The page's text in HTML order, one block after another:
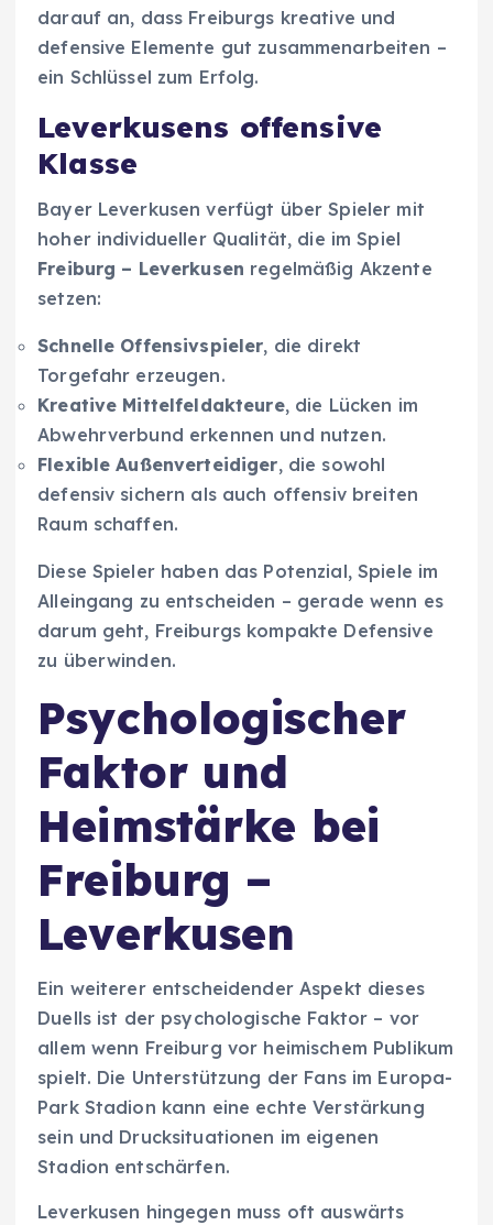
darauf an, dass Freiburgs kreative und
defensive Elemente gut zusammenarbeiten –
ein Schlüssel zum Erfolg.
Leverkusens offensive
Klasse
Bayer Leverkusen verfügt über Spieler mit
hoher individueller Qualität, die im Spiel
Freiburg – Leverkusen regelmäßig Akzente
setzen:
Schnelle Offensivspieler, die direkt
Torgefahr erzeugen.
Kreative Mittelfeldakteure, die Lücken im
Abwehrverbund erkennen und nutzen.
Flexible Außenverteidiger, die sowohl
defensiv sichern als auch offensiv breiten
Raum schaffen.
Diese Spieler haben das Potenzial, Spiele im
Alleingang zu entscheiden – gerade wenn es
darum geht, Freiburgs kompakte Defensive
zu überwinden.
Psychologischer
Faktor und
Heimstärke bei
Freiburg –
Leverkusen
Ein weiterer entscheidender Aspekt dieses
Duells ist der psychologische Faktor – vor
allem wenn Freiburg vor heimischem Publikum
spielt. Die Unterstützung der Fans im Europa-
Park Stadion kann eine echte Verstärkung
sein und Drucksituationen im eigenen
Stadion entschärfen.
Leverkusen hingegen muss oft auswärts